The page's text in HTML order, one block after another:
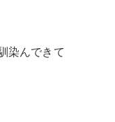
染んできて